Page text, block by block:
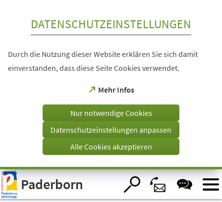
Visuelle
Assistenzsoftware
öffnen.
DATENSCHUTZEINSTELLUNGEN
Durch die Nutzung dieser Website erklären Sie sich damit
einverstanden, dass diese Seite Cookies verwendet.
Mehr Infos
(Öffnet
einem
Tab)
Nur notwendige Cookies
Datenschutzeinstellungen anpassen
Alle Cookies akzeptieren
Paderborn